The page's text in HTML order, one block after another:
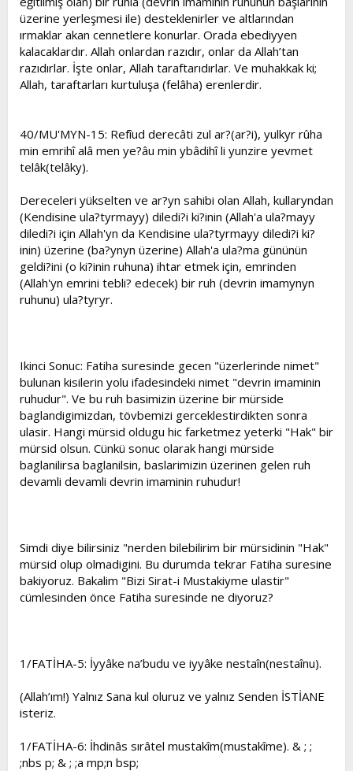
üzerine yerleşmesi ile) desteklenirler ve altlarından
ırmaklar akan cennetlere konurlar. Orada ebediyyen
kalacaklardır. Allah onlardan razıdır, onlar da Allah’tan
razıdırlar. İşte onlar, Allah taraftarıdırlar. Ve muhakkak ki;
Allah, taraftarları kurtuluşa (felâha) erenlerdir.
40/MU'MYN-15: Refîud derecâti zul ar?(ar?i), yulkyr rûha
min emrihî alâ men ye?âu min ybâdihî li yunzire yevmet
telâk(telâky).
Dereceleri yükselten ve ar?yn sahibi olan Allah, kullaryndan
(Kendisine ula?tyrmayy) diledi?i ki?inin (Allah'a ula?mayy
diledi?i için Allah'yn da Kendisine ula?tyrmayy diledi?i ki?
inin) üzerine (ba?ynyn üzerine) Allah'a ula?ma gününün
geldi?ini (o ki?inin ruhuna) ihtar etmek için, emrinden
(Allah'yn emrini tebli? edecek) bir ruh (devrin imamynyn
ruhunu) ula?tyryr.
Ikinci Sonuc: Fatiha suresinde gecen "üzerlerinde nimet"
bulunan kisilerin yolu ifadesindeki nimet "devrin imaminin
ruhudur". Ve bu ruh basimizin üzerine bir mürside
baglandigimizdan, tövbemizi gerceklestirdikten sonra
ulasir. Hangi mürsid oldugu hic farketmez yeterki "Hak" bir
mürsid olsun. Cünkü sonuc olarak hangi mürside
baglanilirsa baglanilsin, baslarimizin üzerinen gelen ruh
devamli devamli devrin imaminin ruhudur!
Simdi diye bilirsiniz "nerden bilebilirim bir mürsidinin "Hak"
mürsid olup olmadigini. Bu durumda tekrar Fatiha suresine
bakiyoruz. Bakalim "Bizi Sirat-i Mustakiyme ulastir"
cümlesinden önce Fatiha suresinde ne diyoruz?
1/FATİHA-5: İyyâke na’budu ve iyyâke nestaîn(nestaînu).
(Allah’ım!) Yalnız Sana kul oluruz ve yalnız Senden İSTİANE
isteriz.
1/FATİHA-6: İhdinâs sırâtel mustakîm(mustakîme). & ; ;
;nbs p; & ; ;a mp;n bsp;